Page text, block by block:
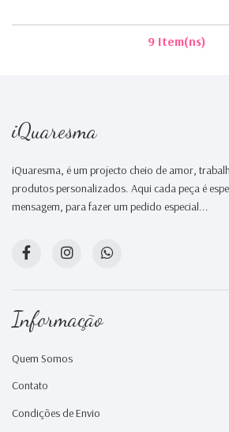
9 Item(ns)
iQuaresma
iQuaresma, é um projecto cheio de amor,
produtos personalizados. Aqui cada peça é
mensagem, para fazer um pedido especial...
Informação
Quem Somos
Contato
Condições de Envio